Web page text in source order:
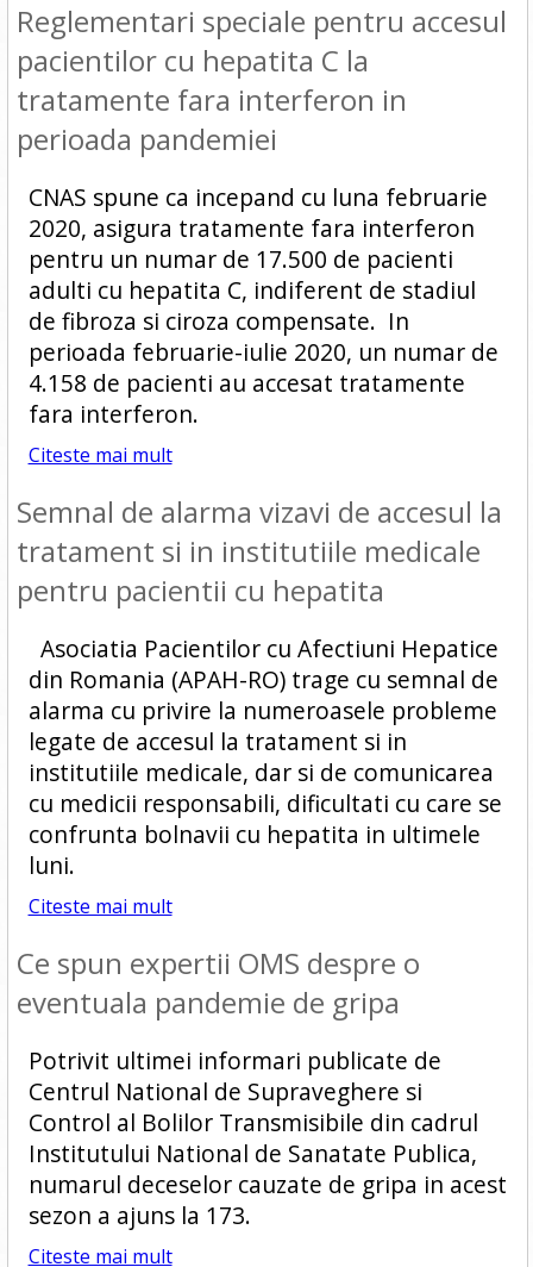
Reglementari speciale pentru accesul
pacientilor cu hepatita C la
tratamente fara interferon in
perioada pandemiei
CNAS spune ca incepand cu luna februarie
2020, asigura tratamente fara interferon
pentru un numar de 17.500 de pacienti
adulti cu hepatita C, indiferent de stadiul
de fibroza si ciroza compensate. In
perioada februarie-iulie 2020, un numar de
4.158 de pacienti au accesat tratamente
fara interferon.
Citeste mai mult
Semnal de alarma vizavi de accesul la
tratament si in institutiile medicale
pentru pacientii cu hepatita
Asociatia Pacientilor cu Afectiuni Hepatice
din Romania (APAH-RO) trage cu semnal de
alarma cu privire la numeroasele probleme
legate de accesul la tratament si in
institutiile medicale, dar si de comunicarea
cu medicii responsabili, dificultati cu care se
confrunta bolnavii cu hepatita in ultimele
luni.
Citeste mai mult
Ce spun expertii OMS despre o
eventuala pandemie de gripa
Potrivit ultimei informari publicate de
Centrul National de Supraveghere si
Control al Bolilor Transmisibile din cadrul
Institutului National de Sanatate Publica,
numarul deceselor cauzate de gripa in acest
sezon a ajuns la 173.
Citeste mai mult